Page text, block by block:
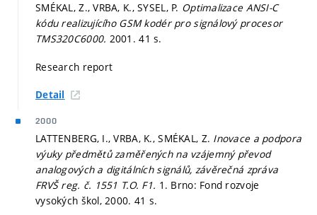
SMÉKAL, Z., VRBA, K., SYSEL, P. Optimalizace ANSI-C
kódu realizujícího GSM kodér pro signálový procesor
TMS320C6000. 2001. 41 s.
Research report
Detail
2000
LATTENBERG, I., VRBA, K., SMÉKAL, Z. Inovace a podpora
výuky předmětů zaměřených na vzájemný převod
analogových a digitálních signálů, závěrečná zpráva
FRVŠ reg. č. 1551 T.O. F1. 1. Brno: Fond rozvoje
vysokých škol, 2000. 41 s.